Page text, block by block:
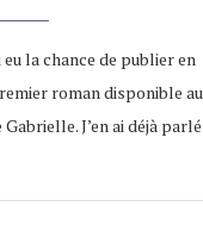
la chance de publier en
roman disponible au
J’en ai déjà parlé